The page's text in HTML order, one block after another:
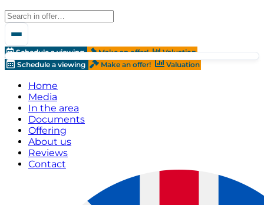
Schedule a viewing Make an offer!
Valuation
Schedule a viewing
Make an offer! Valuation
Home
Media
In the area
Documents
Offering
About us
Reviews
Contact